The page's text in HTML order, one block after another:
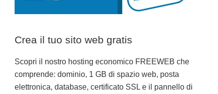
Crea il tuo sito web gratis
Scopri il nostro hosting economico FREEWEB che
comprende: dominio, 1 GB di spazio web, posta
elettronica, database, certificato SSL e il pannello di